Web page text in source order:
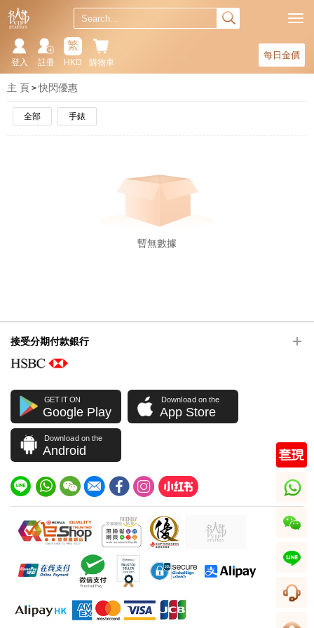
每日金價
購物車
繁
HKD
註冊
登入
主 頁 快閃優惠
全部 手錶
暫無數據
接受分期付款銀行
GET IT ON
Google Play
Download on the
App Store
Download on the
Android
whatsapp